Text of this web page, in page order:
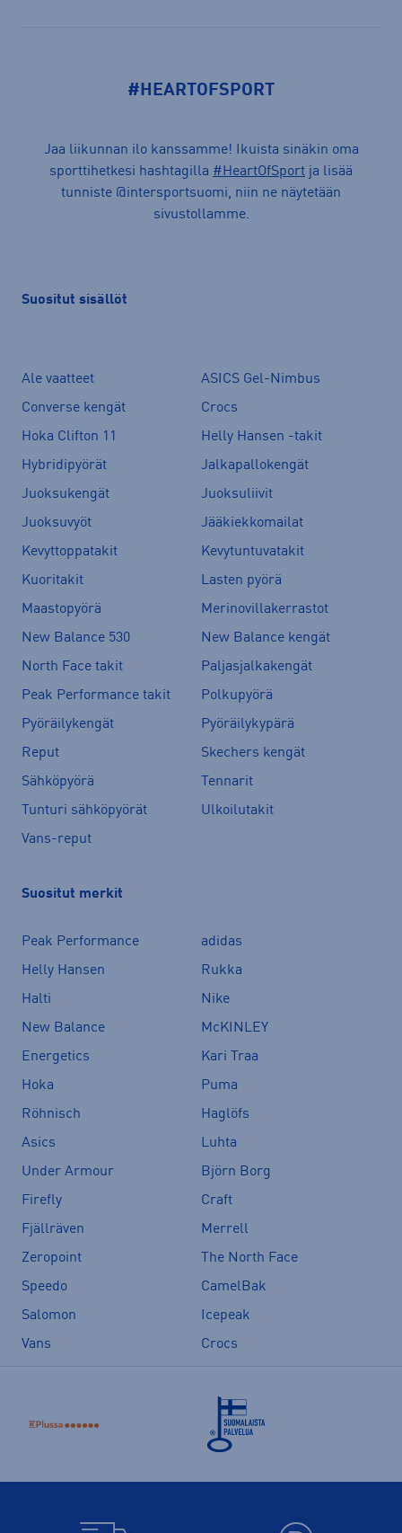
#HEARTOFSPORT
Jaa liikunnan ilo kanssamme! Ikuista sinäkin oma
sporttihetkesi hashtagilla #HeartOfSport ja lisää
tunniste @intersportsuomi, niin ne näytetään
sivustollamme.
Suositut sisällöt
Ale vaatteet
ASICS Gel-Nimbus
Converse kengät
Crocs
Hoka Clifton 11
Helly Hansen -takit
Hybridipyörät
Jalkapallokengät
Juoksukengät
Juoksuliivit
Juoksuvyöt
Jääkiekkomailat
Kevyttoppatakit
Kevytuntuvatakit
Kuoritakit
Lasten pyörä
Maastopyörä
Merinovillakerrastot
New Balance 530
New Balance kengät
North Face takit
Paljasjalkakengät
Peak Performance takit
Polkupyörä
Pyöräilykengät
Pyöräilykypärä
Reput
Skechers kengät
Sähköpyörä
Tennarit
Tunturi sähköpyörät
Ulkoilutakit
Vans-reput
Suositut merkit
Peak Performance
adidas
Helly Hansen
Rukka
Halti
Nike
New Balance
McKINLEY
Energetics
Kari Traa
Hoka
Puma
Röhnisch
Haglöfs
Asics
Luhta
Under Armour
Björn Borg
Firefly
Craft
Fjällräven
Merrell
Zeropoint
The North Face
Speedo
CamelBak
Salomon
Icepeak
Vans
Crocs